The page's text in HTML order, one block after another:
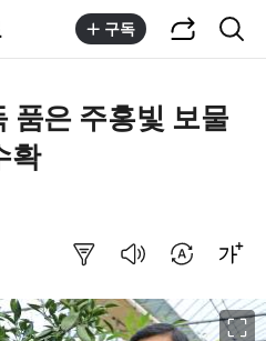
구독
품은 주홍빛 보물
확